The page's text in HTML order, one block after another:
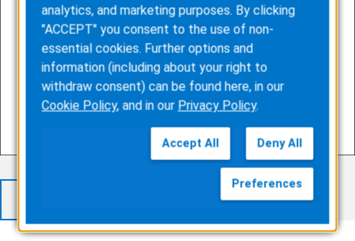
analytics, and marketing purposes. By clicking
"ACCEPT" you consent to the use of non-
essential cookies. Further options and
information (including about your right to
withdraw consent) can be found here, in our
Cookie Policy, and in our Privacy Policy.
Accept All Deny All
Preferences